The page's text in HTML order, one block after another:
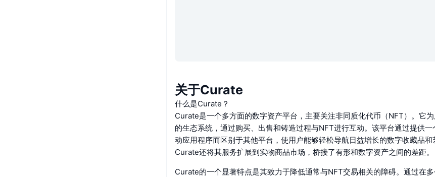
关于Curate
什么是Curate？
Curate是一个多方面的数字资产平台，主要关注非同质化代币（NFT）。它
的生态系统，通过购买、出售和铸造过程与NFT进行互动。该平台通过提供
动应用程序而区别于其他平台，使用户能够轻松导航日益增长的数字收藏品和
Curate还将其服务扩展到实物商品市场，桥接了有形和数字资产之间的差距。
Curate的一个显著特点是其致力于降低通常与NFT交易相关的障碍。通过在